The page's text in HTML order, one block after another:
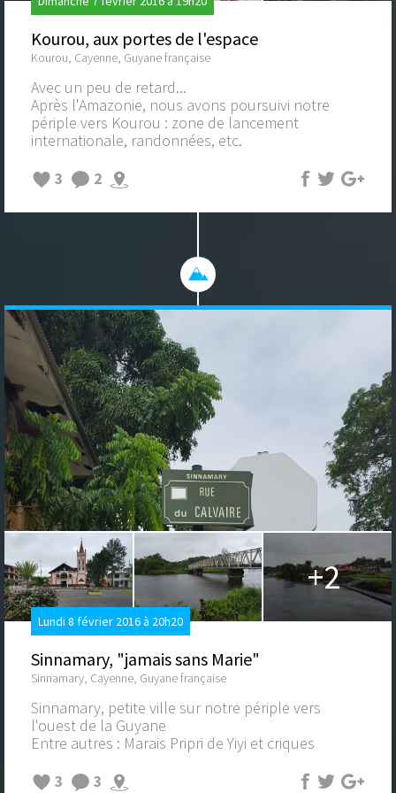
Kourou, aux portes de l'espace
Kourou, Cayenne, Guyane française
Avec un peu de retard...
Après l'Amazonie, nous avons poursuivi notre
périple vers Kourou : zone de lancement
internationale, randonnées, etc.
3
2
+2
Lundi 8 février 2016 à 20h20
Sinnamary, "jamais sans Marie"
Sinnamary, Cayenne, Guyane française
Sinnamary, petite ville sur notre périple vers
l'ouest de la Guyane
Entre autres : Marais Pripri de Yiyi et criques
3
3